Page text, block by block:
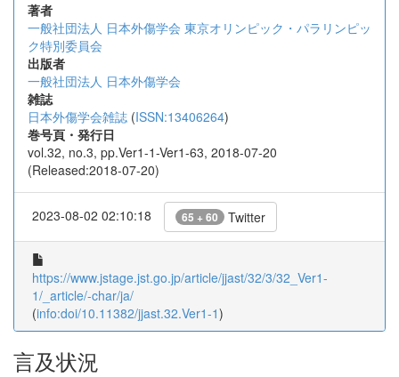
著者
一般社団法人 日本外傷学会 東京オリンピック・パラリンピッ
ク特別委員会
出版者
一般社団法人 日本外傷学会
雑誌
日本外傷学会雑誌 (ISSN:13406264)
巻号頁・発行日
vol.32, no.3, pp.Ver1-1-Ver1-63, 2018-07-20
(Released:2018-07-20)
2023-08-02 02:10:18 65 + 60 Twitter
https://www.jstage.jst.go.jp/article/jjast/32/3/32_Ver1-
1/_article/-char/ja/
(info:doi/10.11382/jjast.32.Ver1-1)
言及状況